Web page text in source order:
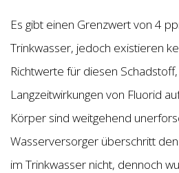
Es gibt einen Grenzwert von 4
Trinkwasser, jedoch existieren
Richtwerte für diesen
Langzeitwirkungen von Fluorid
Körper sind weitgehend
Wasserversorger überschritt
im Trinkwasser nicht, dennoch